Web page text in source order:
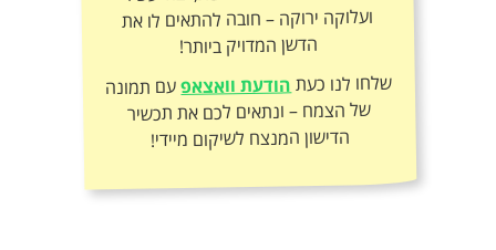
הדשן המדויק ביותר!
שלחו לנו כעתהודעת וואצאפעם תמונה
של הצמח – ונתאים לכם את תכשיר
הדישון המנצח לשיקום מיידי!